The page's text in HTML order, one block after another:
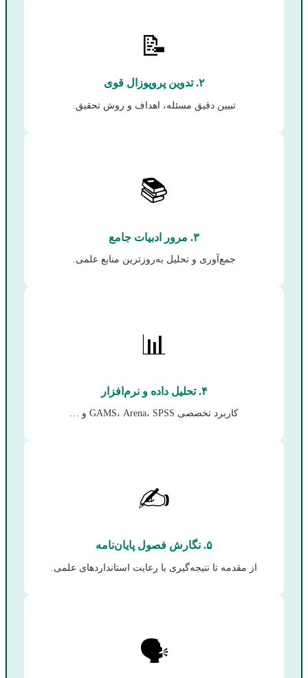
📝
۲. تدوین پروپوزال قوی
تبیین دقیق مسئله، اهداف و روش تحقیق.
📚
۳. مرور ادبیات جامع
جمع‌آوری و تحلیل به‌روزترین منابع علمی.
📊
۴. تحلیل داده و نرم‌افزار
کاربرد تخصصی GAMS، Arena، SPSS و …
✍️
۵. نگارش فصول پایان‌نامه
از مقدمه تا نتیجه‌گیری با رعایت استانداردهای علمی.
🗣️